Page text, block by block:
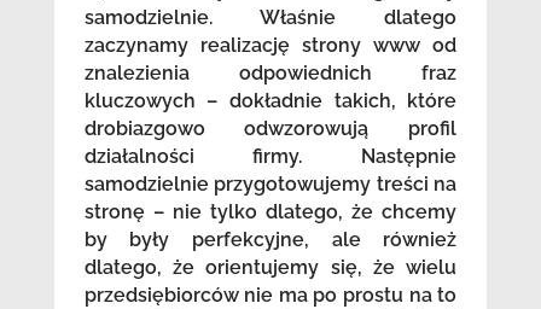
samodzielnie. Właśnie dlatego
zaczynamy realizację strony www od
znalezienia odpowiednich fraz
kluczowych – dokładnie takich, które
drobiazgowo odwzorowują profil
działalności firmy. Następnie
samodzielnie przygotowujemy treści na
stronę – nie tylko dlatego, że chcemy
by były perfekcyjne, ale również
dlatego, że orientujemy się, że wielu
przedsiębiorców nie ma po prostu na to